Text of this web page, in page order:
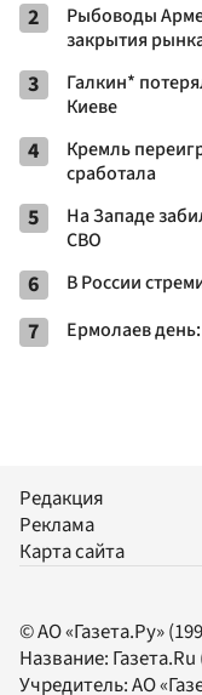
2
Рыбоводы
закрытия
3
Галкин*
Киеве
4
Кремль
сработала
5
На Западе
СВО
6 В России
7 Ермолаев
Редакция
Реклама
Карта сайта
© АО «Газета.Ру»
Название: Газета.Ru
Учредитель:АО